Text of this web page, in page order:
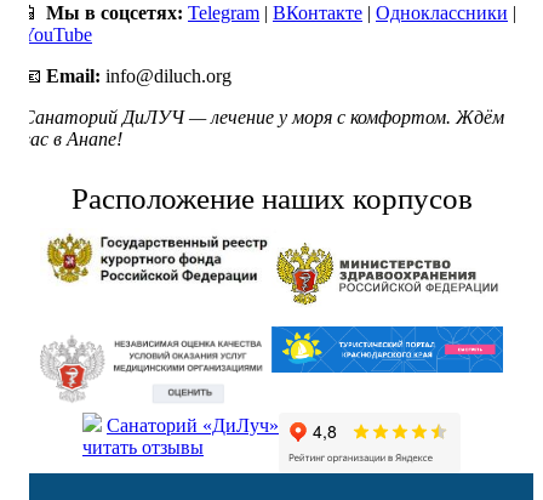
📱 Мы в соцсетях: Telegram | ВКонтакте | Одноклассники |
YouTube
📧 Email: info@diluch.org
Санаторий ДиЛУЧ — лечение у моря с комфортом. Ждём
вас в Анапе!
Расположение наших корпусов
Санаторий «ДиЛуч»
читать отзывы